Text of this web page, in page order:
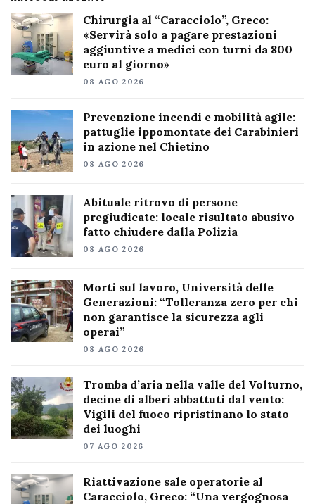
Chirurgia al “Caracciolo”, Greco:
«Servirà solo a pagare prestazioni
aggiuntive a medici con turni da 800
euro al giorno»
08 AGO 2026
Prevenzione incendi e mobilità agile:
pattuglie ippomontate dei Carabinieri
in azione nel Chietino
08 AGO 2026
Abituale ritrovo di persone
pregiudicate: locale risultato abusivo
fatto chiudere dalla Polizia
08 AGO 2026
Morti sul lavoro, Università delle
Generazioni: “Tolleranza zero per chi
non garantisce la sicurezza agli
operai”
08 AGO 2026
Tromba d’aria nella valle del Volturno,
decine di alberi abbattuti dal vento:
Vigili del fuoco ripristinano lo stato
dei luoghi
07 AGO 2026
Riattivazione sale operatorie al
Caracciolo, Greco: “Una vergognosa